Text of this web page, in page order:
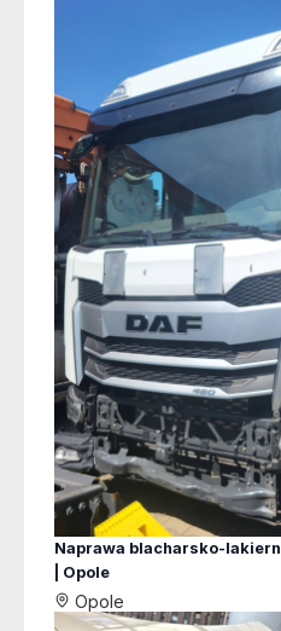
Naprawa blacharsko-
| Opole
Opole